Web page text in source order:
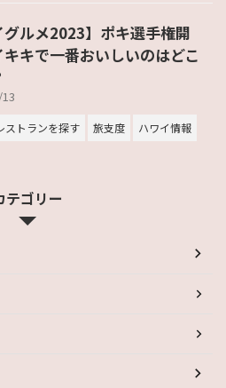
グルメ2023】ポキ選手権開
キで一番おいしいのはどこ
ストランを探す 旅支度 ハワイ情報
テゴリー